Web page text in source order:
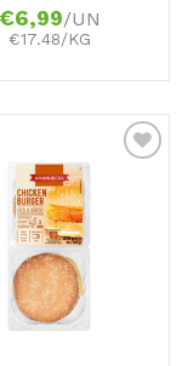
€6,99/UN
€17.48/KG